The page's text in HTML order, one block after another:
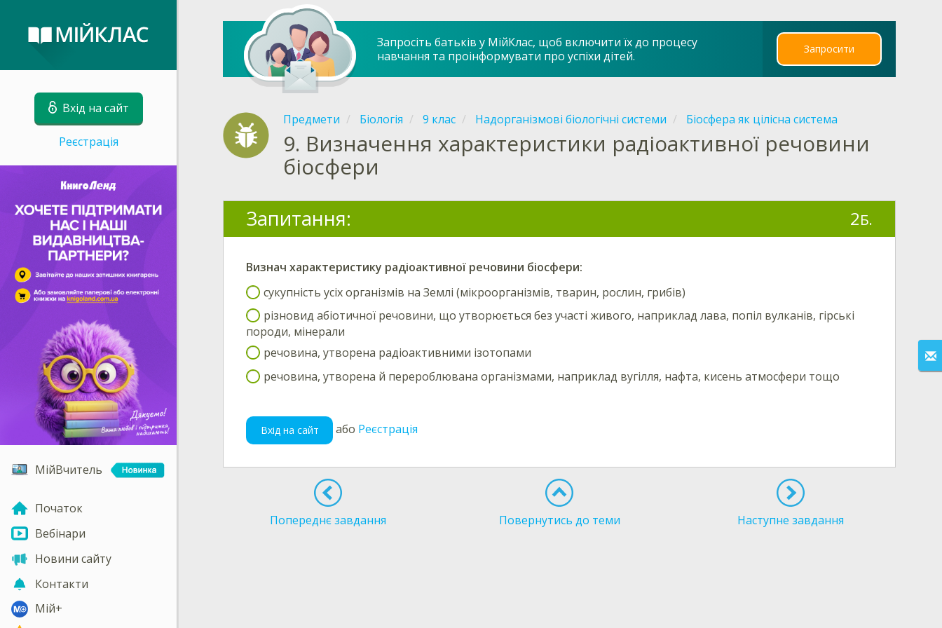
Вхід на сайт
Реєстрація
МійВчитель
Початок
Вебінари
Новини сайту
Контакти
Мій+
Запросіть батьків у МійКлас, щоб включити їх до процесу
навчання та проінформувати про успіхи дітей.
Запросити
Предмети Біологія 9 клас Надорганізмові біологічні системи Біосфера як цілісна система
9. Визначення характеристики радіоактивної речовини
біосфери
Запитання: 2Б.
Визнач характеристику радіоактивної речовини біосфери:
сукупність усіх організмів на Землі (мікроорганізмів, тварин, рослин, грибів)
різновид абіотичної речовини, що утворюється без участі живого, наприклад лава, попіл вулканів, гірські
породи, мінерали
речовина, утворена радіоактивними ізотопами
речовина, утворена й перероблювана організмами, наприклад вугілля, нафта, кисень атмосфери тощо
Вхід на сайт або Реєстрація
Попереднє завдання Повернутись до теми Наступне завдання